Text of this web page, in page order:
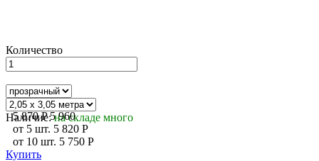
Количество
Наличие: на складе много
5 870 P 5 960
от 5 шт. 5 820 P
от 10 шт. 5 750 P
Купить